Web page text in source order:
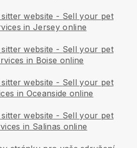
website - Sell your pet
in Jersey online
website - Sell your pet
in Boise online
website - Sell your pet
in Oceanside online
website - Sell your pet
in Salinas online